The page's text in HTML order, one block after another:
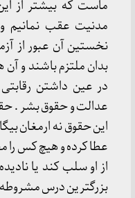
ماست که بیشتر از
مدنیت عقب نمانیم
نخستین آن عبور از
بدان ملتزم باشند و
در عین داشتن
عدالت و حقوق بشر .
این حقوق نه ارمغان
عطا کرده و هیچ کس را
از او سلب کند یا
بزرگترین درس